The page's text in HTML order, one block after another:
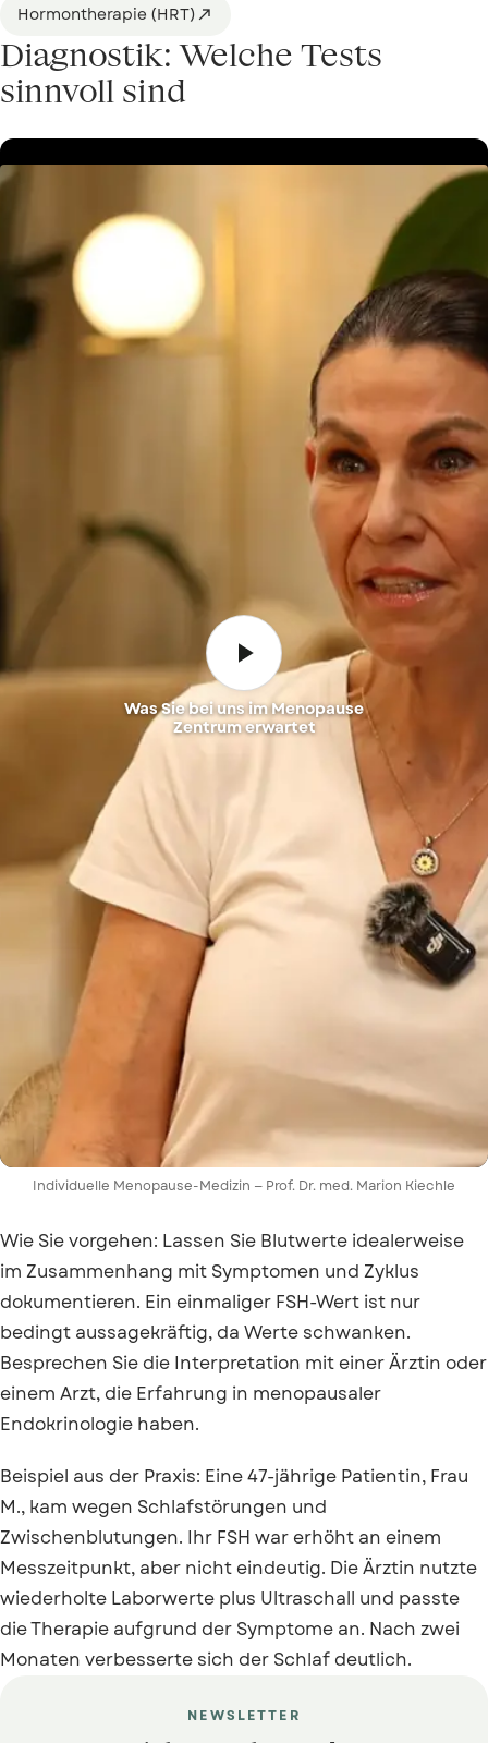
Hormontherapie (HRT) 
Diagnostik: Welche Tests
sinnvoll sind
Was Sie bei uns im Menopause
Zentrum erwartet
Individuelle Menopause-Medizin — Prof. Dr. med. Marion Kiechle
Wie Sie vorgehen: Lassen Sie Blutwerte idealerweise
im Zusammenhang mit Symptomen und Zyklus
dokumentieren. Ein einmaliger FSH-Wert ist nur
bedingt aussagekräftig, da Werte schwanken.
Besprechen Sie die Interpretation mit einer Ärztin oder
einem Arzt, die Erfahrung in menopausaler
Endokrinologie haben.
Beispiel aus der Praxis: Eine 47-jährige Patientin, Frau
M., kam wegen Schlafstörungen und
Zwischenblutungen. Ihr FSH war erhöht an einem
Messzeitpunkt, aber nicht eindeutig. Die Ärztin nutzte
wiederholte Laborwerte plus Ultraschall und passte
die Therapie aufgrund der Symptome an. Nach zwei
Monaten verbesserte sich der Schlaf deutlich.
NEWSLETTER